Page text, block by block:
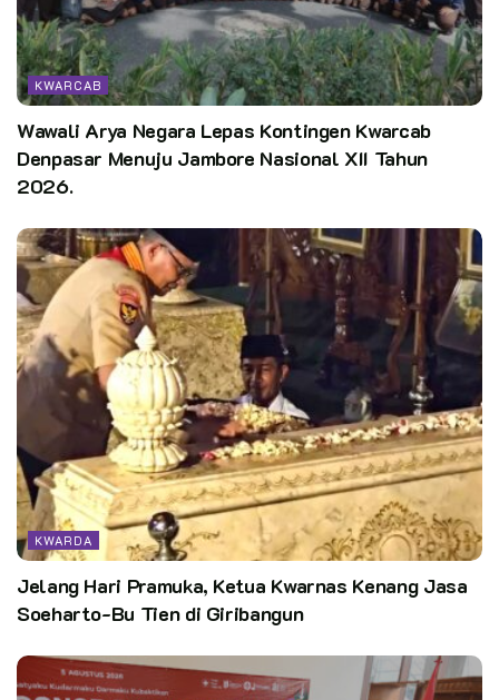
KWARCAB
Wawali Arya Negara Lepas Kontingen Kwarcab
Denpasar Menuju Jambore Nasional XII Tahun
2026.
KWARDA
Jelang Hari Pramuka, Ketua Kwarnas Kenang Jasa
Soeharto-Bu Tien di Giribangun